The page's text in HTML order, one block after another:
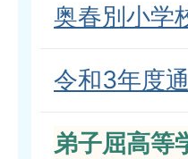
奥春別小学
令和3年度
弟子屈高等